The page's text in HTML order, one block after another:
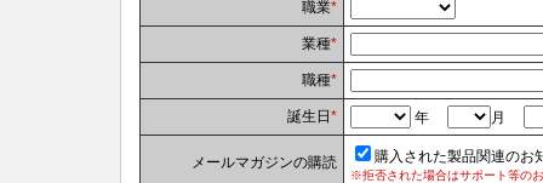
職業*
業種*
職種*
誕生日 * 年 月
メールマガジンの購読 購入された製品関連のお
※拒否された場合はサポート等の